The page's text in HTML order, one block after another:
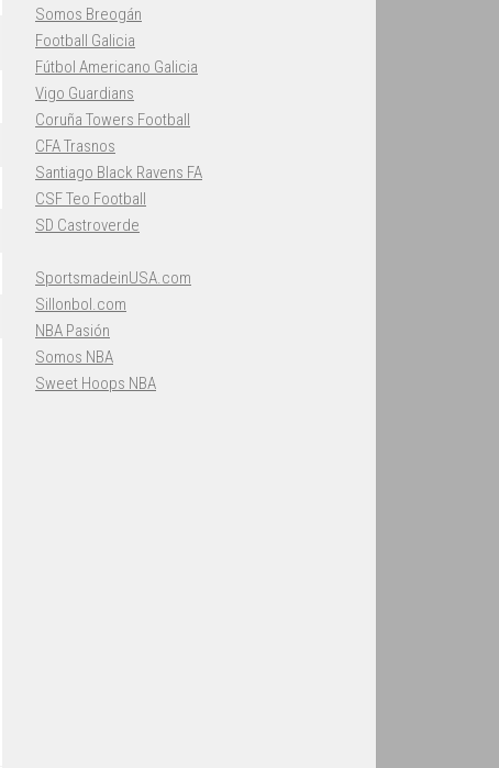
Somos Breogán
Football Galicia
Fútbol Americano Galicia
Vigo Guardians
Coruña Towers Football
CFA Trasnos
Santiago Black Ravens FA
CSF Teo Football
SD Castroverde
SportsmadeinUSA.com
Sillonbol.com
NBA Pasión
Somos NBA
Sweet Hoops NBA